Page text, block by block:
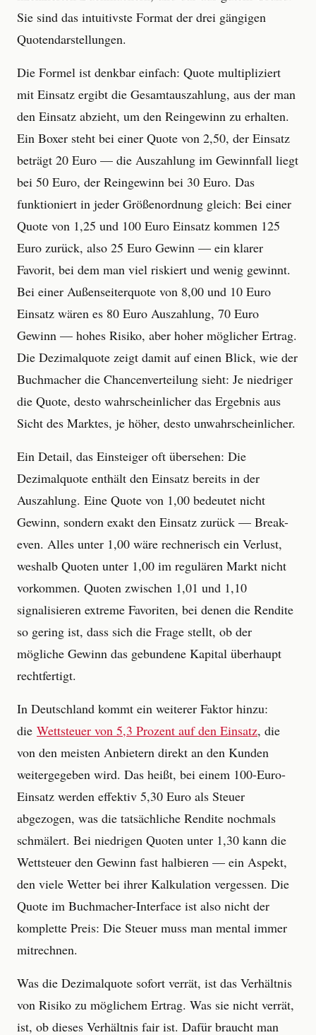
Sie sind das intuitivste Format der drei gängigen
Quotendarstellungen.
Die Formel ist denkbar einfach: Quote multipliziert
mit Einsatz ergibt die Gesamtauszahlung, aus der man
den Einsatz abzieht, um den Reingewinn zu erhalten.
Ein Boxer steht bei einer Quote von 2,50, der Einsatz
beträgt 20 Euro — die Auszahlung im Gewinnfall liegt
bei 50 Euro, der Reingewinn bei 30 Euro. Das
funktioniert in jeder Größenordnung gleich: Bei einer
Quote von 1,25 und 100 Euro Einsatz kommen 125
Euro zurück, also 25 Euro Gewinn — ein klarer
Favorit, bei dem man viel riskiert und wenig gewinnt.
Bei einer Außenseiterquote von 8,00 und 10 Euro
Einsatz wären es 80 Euro Auszahlung, 70 Euro
Gewinn — hohes Risiko, aber hoher möglicher Ertrag.
Die Dezimalquote zeigt damit auf einen Blick, wie der
Buchmacher die Chancenverteilung sieht: Je niedriger
die Quote, desto wahrscheinlicher das Ergebnis aus
Sicht des Marktes, je höher, desto unwahrscheinlicher.
Ein Detail, das Einsteiger oft übersehen: Die
Dezimalquote enthält den Einsatz bereits in der
Auszahlung. Eine Quote von 1,00 bedeutet nicht
Gewinn, sondern exakt den Einsatz zurück — Break-
even. Alles unter 1,00 wäre rechnerisch ein Verlust,
weshalb Quoten unter 1,00 im regulären Markt nicht
vorkommen. Quoten zwischen 1,01 und 1,10
signalisieren extreme Favoriten, bei denen die Rendite
so gering ist, dass sich die Frage stellt, ob der
mögliche Gewinn das gebundene Kapital überhaupt
rechtfertigt.
In Deutschland kommt ein weiterer Faktor hinzu:
die Wettsteuer von 5,3 Prozent auf den Einsatz, die
von den meisten Anbietern direkt an den Kunden
weitergegeben wird. Das heißt, bei einem 100-Euro-
Einsatz werden effektiv 5,30 Euro als Steuer
abgezogen, was die tatsächliche Rendite nochmals
schmälert. Bei niedrigen Quoten unter 1,30 kann die
Wettsteuer den Gewinn fast halbieren — ein Aspekt,
den viele Wetter bei ihrer Kalkulation vergessen. Die
Quote im Buchmacher-Interface ist also nicht der
komplette Preis: Die Steuer muss man mental immer
mitrechnen.
Was die Dezimalquote sofort verrät, ist das Verhältnis
von Risiko zu möglichem Ertrag. Was sie nicht verrät,
ist, ob dieses Verhältnis fair ist. Dafür braucht man